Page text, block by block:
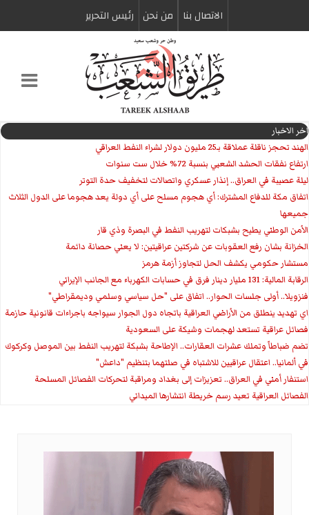
الاتصال بنا من نحن رئیس التحریر
اخر الاخبار
الهند تحجز ناقلة عملاقة بـ25 مليون دولار لشراء النفط العراقي
ارتفاع نفقات الحشد الشعبي بنسبة 72% خلال ست سنوات
ليلة عصيبة في العراق.. إنذار عسكري واتصالات لتخفيف حدة التوتر
‏اتفاق مكة للدفاع المشترك: أي هجوم مسلح على أي دولة يعد هجوما على الدول الثلاث
جميعها
الأمن الوطني يطيح بشبكات لتهريب النفط في البصرة وذي قار
الخزانة بشان رفع العقوبات عن شركتين عراقيتين: لا يعني حصانة دائمة
مستشار حكومي يكشف الحل لتجاوز أزمة هرمز
الرقابة المالية: 131 مليار دينار فرق في حسابات الكهرباء مع الجانب الإيراني
فنزويلا.. أولى جلسات الحوار.. اتفاق على "حل سياسي وسلمي وديمقراطي"
اي تهديد ينطلق من الأراضي العراقية باتجاه دول الجوار سيواجه باجراءات قانونية حازمة
فصائل عراقية تستعد لهجمات وشيكة على السعودية
تضم ضباطاً وتملك عشرات العقارات.. الإطاحة بشبكة لتهريب النفط بين الموصل وكركوك
في ألمانيا.. اعتقال عراقيين للاشتباه في صلتهما بتنظيم "داعش"
استنفار أمني في العراق.. تعزيزات إلى بغداد ومراقبة لتحركات الفصائل المسلحة
الفصائل العراقية تعيد رسم خريطة انتشارها الميداني